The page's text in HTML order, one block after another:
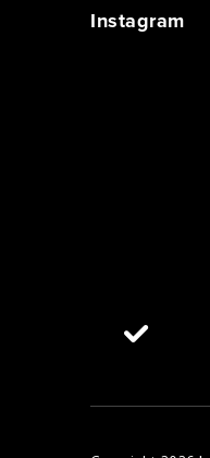
Instagram